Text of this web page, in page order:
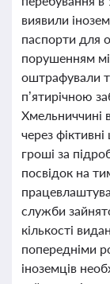
виявили
паспорти для
порушенням
оштрафували
п’ятирічною
Хмельниччині
через
гроші за
посвідок на
служби
кількості
попередніми
іноземців